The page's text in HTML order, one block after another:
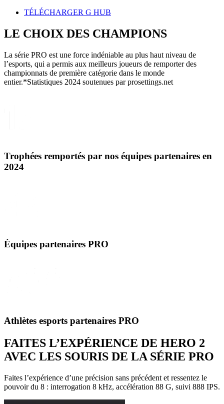
TÉLÉCHARGER G HUB
LE CHOIX DES CHAMPIONS
La série PRO est une force indéniable au plus haut niveau de
l’esports, qui a permis aux meilleurs joueurs de remporter des
championnats de première catégorie dans le monde
entier.*Statistiques 2024 soutenues par prosettings.net
Trophées remportés par nos équipes partenaires en
2024
Équipes partenaires PRO
Athlètes esports partenaires PRO
FAITES L’EXPÉRIENCE DE HERO 2
AVEC LES SOURIS DE LA SÉRIE PRO
Faites l’expérience d’une précision sans précédent et ressentez le
pouvoir du 8 : interrogation 8 kHz, accélération 88 G, suivi 888 IPS.